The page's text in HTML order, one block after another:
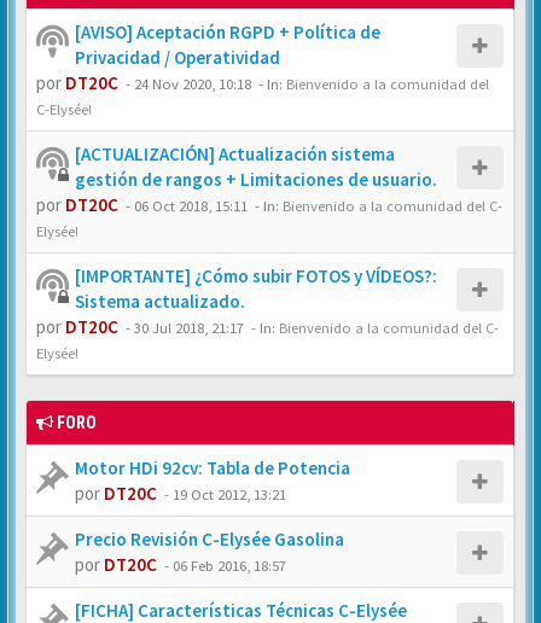
[AVISO] Aceptación RGPD + Política de
Privacidad / Operatividad
por DT20C - 24 Nov 2020, 10:18 - In: Bienvenido a la comunidad del
C-Elysée!
[ACTUALIZACIÓN] Actualización sistema
gestión de rangos + Limitaciones de usuario.
por DT20C - 06 Oct 2018, 15:11 - In: Bienvenido a la comunidad del C-
Elysée!
[IMPORTANTE] ¿Cómo subir FOTOS y VÍDEOS?:
Sistema actualizado.
por DT20C -30 Jul 2018, 21:17 - In: Bienvenido a la comunidad del C-
Elysée!
FORO
Motor HDi 92cv: Tabla de Potencia
por DT20C - 19 Oct 2012, 13:21
Precio Revisión C-Elysée Gasolina
por DT20C - 06 Feb 2016, 18:57
[FICHA] Características Técnicas C-Elysée